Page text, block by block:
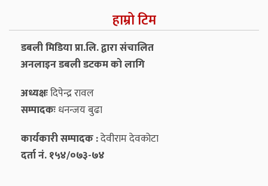
हाम्रो टिम
डबली मिडिया प्रा.लि. द्वारा संचालित
अनलाइन डबली डटकम को लागि
अध्यक्षःदिपेन्द्र रावल
सम्पादकःधनन्‍जय बुढा
कार्यकारी सम्पादक :देवीराम देवकोटा
दर्ता नं. १५४/०७३-७४